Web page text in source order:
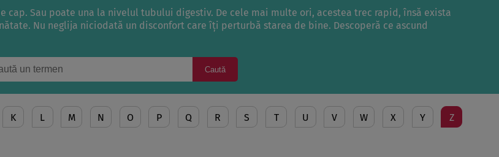
Sau poate una la nivelul tubului digestiv. De cele mai multe ori, acestea trec rapid, însă exista
Nu neglija niciodată un disconfort care îţi perturbă starea de bine. Descoperă ce ascund
Caută
K L M N O P Q R S T U V W X Y Z